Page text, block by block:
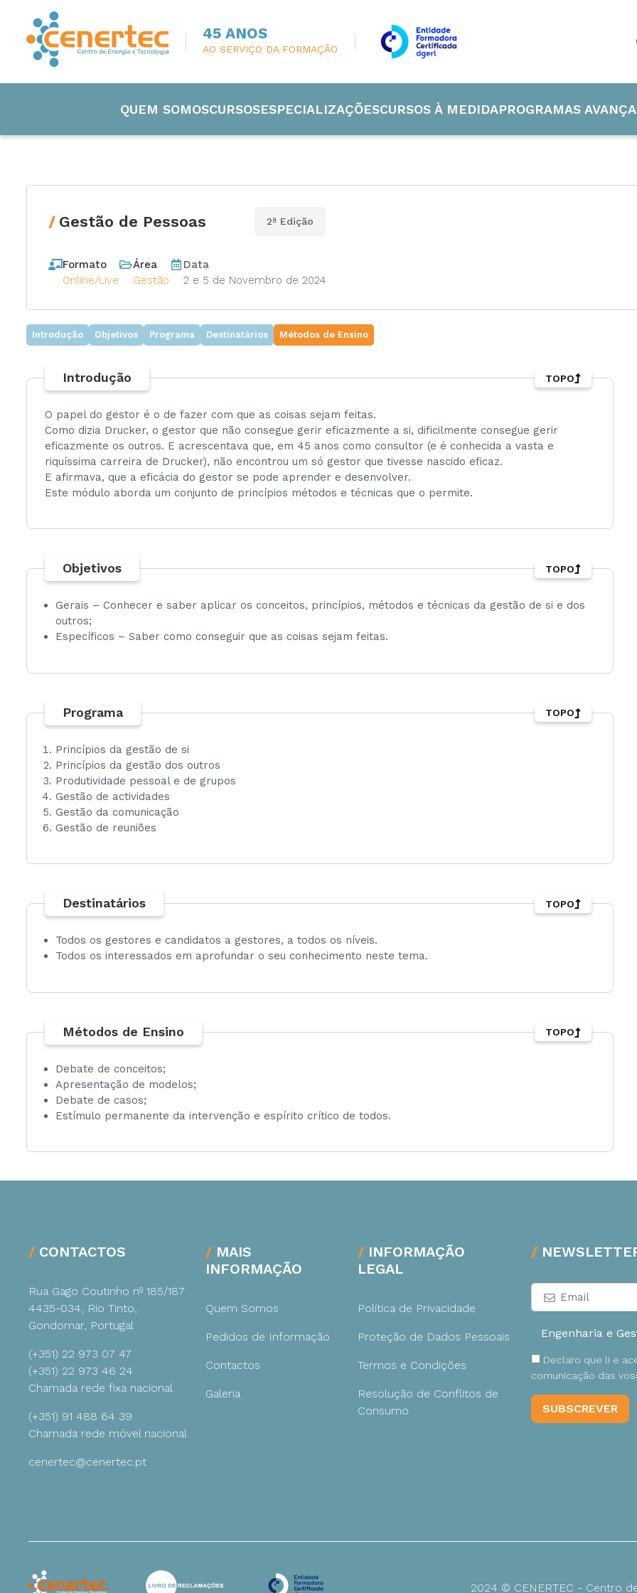
45 ANOS
AO SERVIÇO DA FORMAÇÃO
QUEM SOMOSCURSOS
Eletricidade e Energia
ESPECIALIZAÇÕESCURSOS À MEDIDAPROGRAMAS
Gestão de Pessoas 2ª Edição
Formato
Online/Live
Área
Gestão
Data
2 e 5 de Novembro de 2024
Introdução Objetivos Programa Destinatários Métodos de Ensino
Introdução
O papel do gestor é o de fazer com que as coisas sejam feitas.
Como dizia Drucker, o gestor que não consegue gerir eficazmente a si, dificilmente consegue gerir
eficazmente os outros. E acrescentava que, em 45 anos como consultor (e é conhecida a vasta e
riquíssima carreira de Drucker), não encontrou um só gestor que tivesse nascido eficaz.
E afirmava, que a eficácia do gestor se pode aprender e desenvolver.
Este módulo aborda um conjunto de princípios métodos e técnicas que o permite.
TOPO
Objetivos
Gerais – Conhecer e saber aplicar os conceitos, princípios, métodos e técnicas da gestão de si e dos
outros;
Específicos – Saber como conseguir que as coisas sejam feitas.
TOPO
Programa
Princípios da gestão de si
Princípios da gestão dos outros
Produtividade pessoal e de grupos
Gestão de actividades
Gestão da comunicação
Gestão de reuniões
TOPO
Destinatários
Todos os gestores e candidatos a gestores, a todos os níveis.
Todos os interessados em aprofundar o seu conhecimento neste tema.
TOPO
Métodos de Ensino
Debate de conceitos;
Apresentação de modelos;
Debate de casos;
Estímulo permanente da intervenção e espírito crítico de todos.
TOPO
CONTACTOS
Rua Gago Coutinho nº 185/187
4435-034, Rio Tinto,
Gondomar, Portugal
(+351) 22 973 07 47
(+351) 22 973 46 24
Chamada rede fixa nacional
(+351) 91 488 64 39
Chamada rede móvel nacional
cenertec@cenertec.pt
MAIS
INFORMAÇÃO
Quem Somos
Pedidos de Informação
Contactos
Galeria
INFORMAÇÃO
LEGAL
Política de Privacidade
Proteção de Dados Pessoais
Termos e Condições
Resolução de Conflitos de
Consumo
Declaro que li e
comunicação das
2024 © CENERTEC - Centro